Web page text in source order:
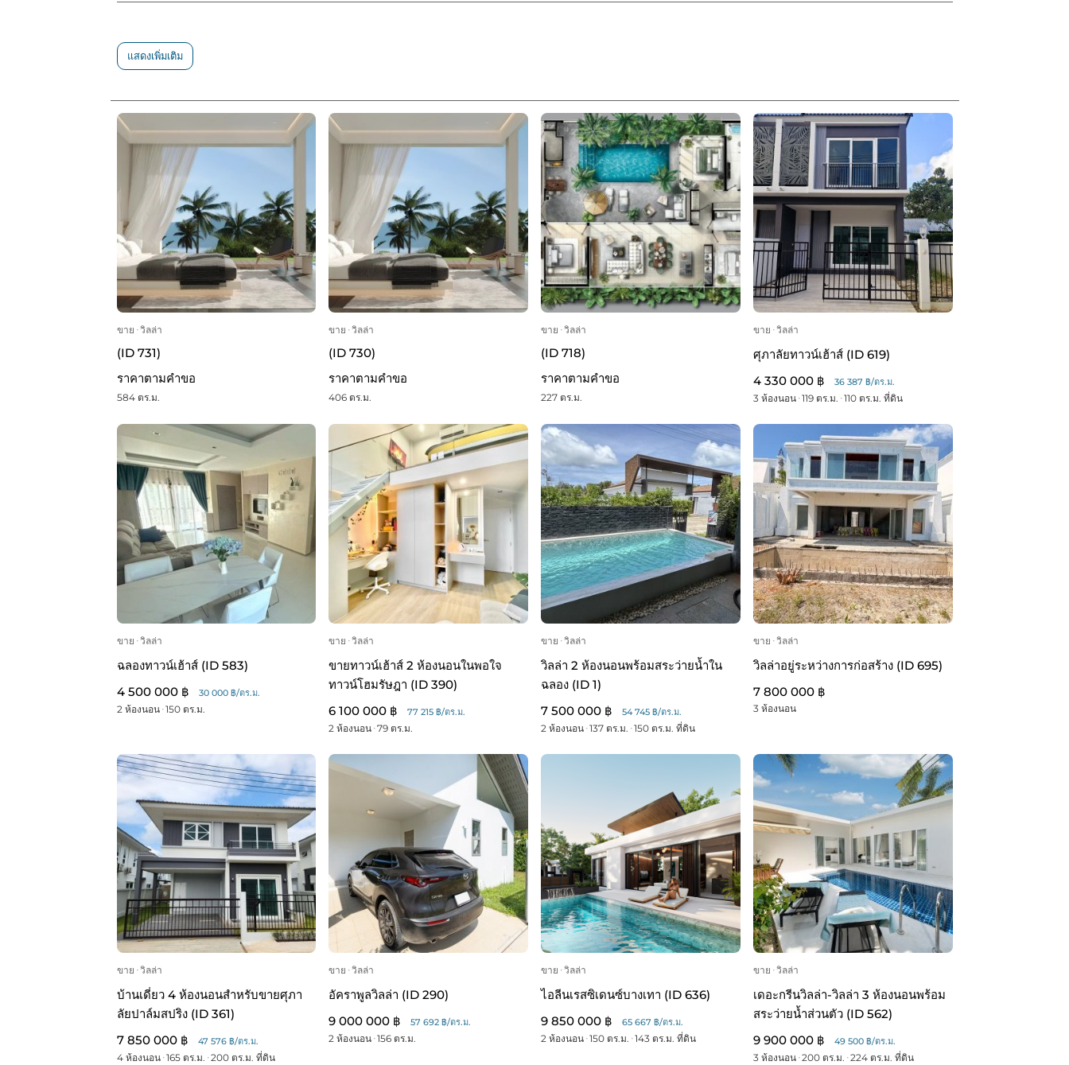
แสดงเพิ่มเติม
ขาย ᐧวิลล่า
(ID 731)
ราคาตามคำขอ
584 ตร.ม.
ขาย ᐧวิลล่า
(ID 730)
ราคาตามคำขอ
406 ตร.ม.
ขาย ᐧวิลล่า
(ID 718)
ราคาตามคำขอ
227 ตร.ม.
ขาย ᐧวิลล่า
ศุภาลัยทาวน์เฮ้าส์ (ID 619)
4 330 000 ฿
36 387 ฿/ตร.ม.
3 ห้องนอน ᐧ119 ตร.ม. ᐧ110 ตร.ม. ที่ดิน
ขาย ᐧวิลล่า
ฉลองทาวน์เฮ้าส์ (ID 583)
4 500 000 ฿
30 000 ฿/ตร.ม.
2 ห้องนอน ᐧ150 ตร.ม.
ขาย ᐧวิลล่า
ขายทาวน์เฮ้าส์ 2 ห้องนอนในพอใจ
ทาวน์โฮมรัษฎา (ID 390)
6 100 000 ฿
77 215 ฿/ตร.ม.
2 ห้องนอน ᐧ79 ตร.ม.
ขาย ᐧวิลล่า
วิลล่า 2 ห้องนอนพร้อมสระว่ายน้ำใน
ฉลอง (ID 1)
7 500 000 ฿
54 745 ฿/ตร.ม.
2 ห้องนอน ᐧ137 ตร.ม. ᐧ150 ตร.ม. ที่ดิน
ขาย ᐧวิลล่า
วิลล่าอยู่ระหว่างการก่อสร้าง (ID 695)
7 800 000 ฿
3 ห้องนอน
ขาย ᐧวิลล่า
บ้านเดี่ยว 4 ห้องนอนสำหรับขายศุภา
ลัยปาล์มสปริง (ID 361)
7 850 000 ฿
47 576 ฿/ตร.ม.
4 ห้องนอน ᐧ165 ตร.ม. ᐧ200 ตร.ม. ที่ดิน
ขาย ᐧวิลล่า
อัคราพูลวิลล่า (ID 290)
9 000 000 ฿
57 692 ฿/ตร.ม.
2 ห้องนอน ᐧ156 ตร.ม.
ขาย ᐧวิลล่า
ไอลีนเรสซิเดนซ์บางเทา (ID 636)
9 850 000 ฿
65 667 ฿/ตร.ม.
2 ห้องนอน ᐧ150 ตร.ม. ᐧ143 ตร.ม. ที่ดิน
ขาย ᐧวิลล่า
เดอะกรีนวิลล่า-วิลล่า 3 ห้องนอนพร้อม
สระว่ายน้ำส่วนตัว (ID 562)
9 900 000 ฿
49 500 ฿/ตร.ม.
3 ห้องนอน ᐧ200 ตร.ม. ᐧ224 ตร.ม. ที่ดิน